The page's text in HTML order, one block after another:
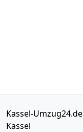
Kassel-Umzug24.de
Kassel